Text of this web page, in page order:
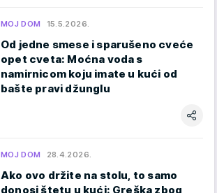
MOJ DOM 15.5.2026.
Od jedne smese i sparušeno cveće
opet cveta: Moćna voda s
namirnicom koju imate u kući od
bašte pravi džunglu
MOJ DOM 28.4.2026.
Ako ovo držite na stolu, to samo
donosi štetu u kući: Greška zbog